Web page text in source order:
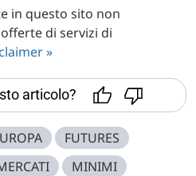
in questo sito non
di servizi di
»
articolo?
FUTURES
MINIMI